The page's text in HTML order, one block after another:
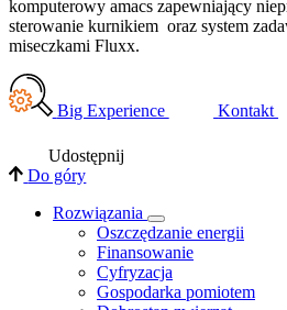
komputerowy amacs zapewniający
sterowanie kurnikiem oraz system
miseczkami Fluxx.
Big Experience Kontakt
Udostępnij
Do góry
Rozwiązania
​Oszczędzanie energii
Finansowanie
Cyfryzacja
Gospodarka pomiotem